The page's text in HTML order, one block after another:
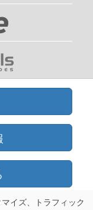
イズ、トラフィック